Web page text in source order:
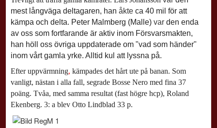
mest långväga deltagaren, han åkte ca 40 mil för att
kämpa och delta. Peter Malmberg (Malle) var den enda
av oss som fortfarande är aktiv inom Försvarsmakten,
han höll oss övriga uppdaterade om "vad som händer"
inom vårt gamla yrke. Alltid kul att lyssna på.
Efter uppvärmning, kämpades det hårt ute på banan. Som
vanligt, nästan i alla fall, segrade Bosse Nero med fina 37
poäng. Tvåa, med samma resultat (fast högre hcp), Roland
Ekenberg. 3: a blev Otto Lindblad 33 p.